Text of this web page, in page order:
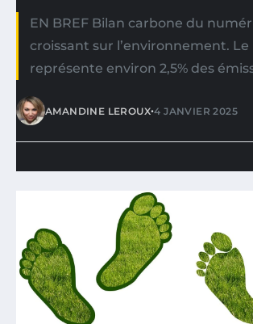
EN BREF Bilan carbone du
croissant sur l’environnement.
représente environ 2,5% des
AMANDINE LEROUX•4 JANVIER 2025